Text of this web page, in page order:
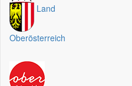
Land
Oberösterreich